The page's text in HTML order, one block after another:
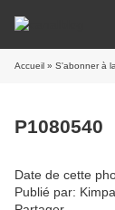
Accueil » S'abonner à
P1080540
Date de cette
Publié par: